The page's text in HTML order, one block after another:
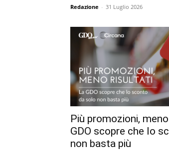
Redazione - 31 Luglio 2026
Più promozioni,
GDO scopre che lo
non basta più